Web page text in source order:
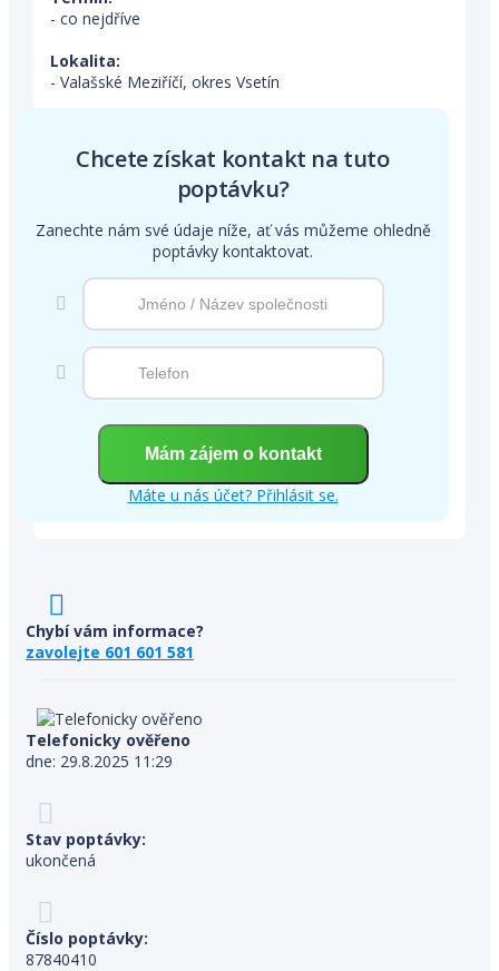
- co nejdříve
Lokalita:
- Valašské Meziříčí, okres Vsetín
Chcete získat kontakt na tuto
poptávku?
Zanechte nám své údaje níže, ať vás můžeme ohledně
poptávky kontaktovat.
Máte u nás účet? Přihlásit se.
Chybí vám informace?
zavolejte 601 601 581
Telefonicky ověřeno
dne: 29.8.2025 11:29
Stav poptávky:
ukončená
Číslo poptávky:
87840410